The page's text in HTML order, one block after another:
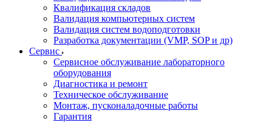
Квалификация складов
Валидация компьютерных систем
Валидация систем водоподготовки
Разработка документации (VMP, SOP и др)
Cервис
Сервисное обслуживание лабораторного
оборудования
Диагностика и ремонт
Техническое обслуживание
Монтаж, пусконаладочные работы
Гарантия